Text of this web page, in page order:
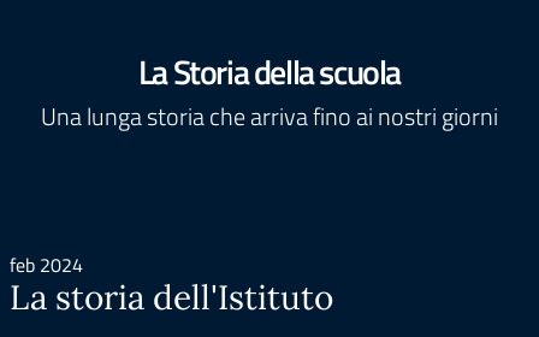
La Storia della scuola
Una lunga storia che arriva fino ai nostri giorni
feb 2024
La storia dell'Istituto